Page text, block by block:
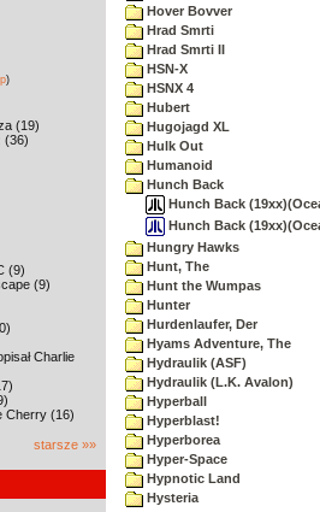
)
(19)
(36)
(9)
(9)
Charlie
Cherry (16)
starsze »»
Hover Bovver
Hrad Smrti
Hrad Smrti II
HSN-X
HSNX 4
Hubert
Hugojagd XL
Hulk Out
Humanoid
Hunch Back
Hunch Back
Hunch Back
Hungry Hawks
Hunt, The
Hunt the Wumpas
Hunter
Hurdenlaufer, Der
Hyams Adventure, The
Hydraulik (ASF)
Hydraulik (L.K. Avalon)
Hyperball
Hyperblast!
Hyperborea
Hyper-Space
Hypnotic Land
Hysteria